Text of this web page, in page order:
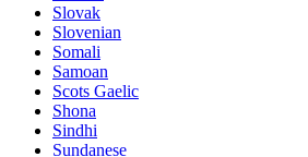
Slovak
Slovenian
Somali
Samoan
Scots Gaelic
Shona
Sindhi
Sundanese